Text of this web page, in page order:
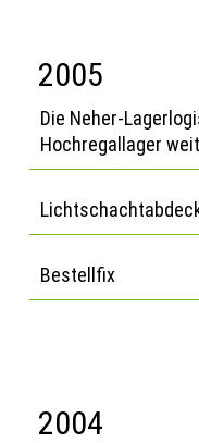
2005
Die Neher-
Hochregallager
Bestellfix
2004